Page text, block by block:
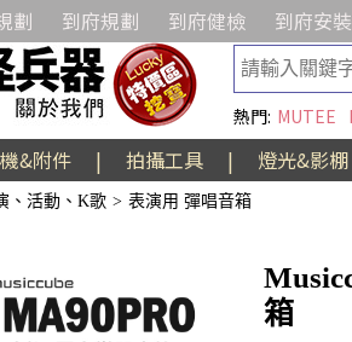
劃 到府規劃 到府健檢 到府安裝
熱門: MUTEE
&附件 | 拍攝工具 | 燈光&影棚
、活動、K歌 > 表演用 彈唱音箱
箱